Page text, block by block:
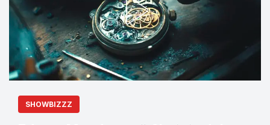
SHOWBIZZZ